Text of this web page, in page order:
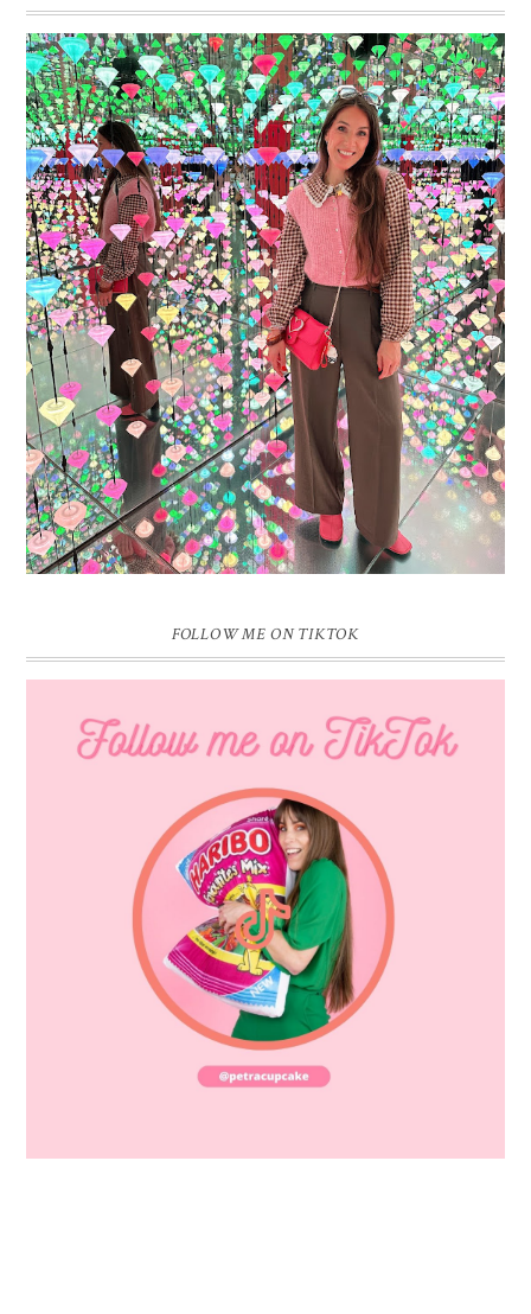
16 JAAR SPRINKLES ON A CUPCAKE
Vandaag is het weer zo’n moment waarop ik even bewust op de
pauzeknop duw, want Sprinkles on a Cupcake bestaat 16 jaar. Zestien.
Dat blijft ...
FOLLOW ME ON TIKTOK